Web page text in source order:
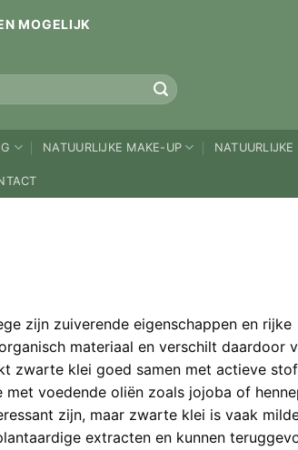
MOGELIJK
NATUURLIJKE MAKE-UP
zijn zuiverende eigenschappen en rijke
materiaal en verschilt daardoor
zwarte klei goed samen met actieve
voedende oliën zoals jojoba of
zijn, maar zwarte klei is vaak
extracten en kunnen